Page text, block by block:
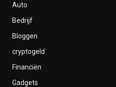
Auto
Bedrijf
Bloggen
cryptogeld
Financiën
Gadgets